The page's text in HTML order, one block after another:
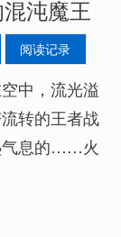
沌魔王
阅读记录
中，流光溢
转的王者战
气息的……火